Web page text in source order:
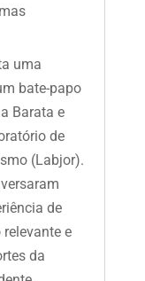
uma
bate-papo
Barata e
de
(Labjor).
de
e
da